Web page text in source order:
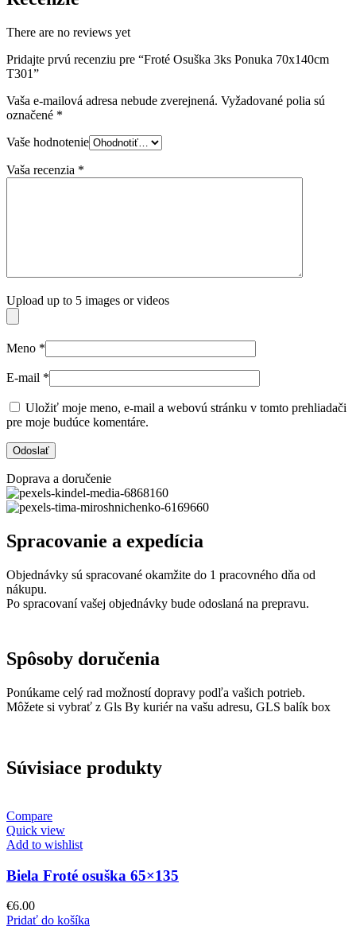
There are no reviews yet
Pridajte prvú recenziu pre “Froté Osuška 3ks Ponuka 70x140cm
T301”
Vaša e-mailová adresa nebude zverejnená. Vyžadované polia sú
označené *
Vaše hodnotenie
Vaša recenzia *
Upload up to 5 images or videos
Meno *
E-mail *
Uložiť moje meno, e-mail a webovú stránku v tomto prehliadači
pre moje budúce komentáre.
Doprava a doručenie
Spracovanie a expedícia
Objednávky sú spracované okamžite do 1 pracovného dňa od
nákupu.
Po spracovaní vašej objednávky bude odoslaná na prepravu.
Spôsoby doručenia
Ponúkame celý rad možností dopravy podľa vašich potrieb.
Môžete si vybrať z Gls By kuriér na vašu adresu, GLS balík box
Súvisiace produkty
Compare
Quick view
Add to wishlist
Biela Froté osuška 65×135
€6.00
Pridať do košíka